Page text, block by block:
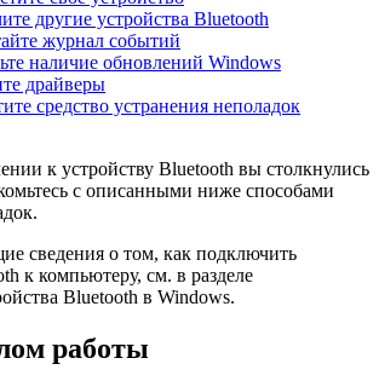
другие устройства Bluetooth
журнал событий
наличие обновлений Windows
драйверы
средство устранения неполадок
к устройству Bluetooth вы столкнулись
с описанными ниже способами
сведения о том, как подключить
к компьютеру, см. в разделе
Bluetooth в Windows.
работы